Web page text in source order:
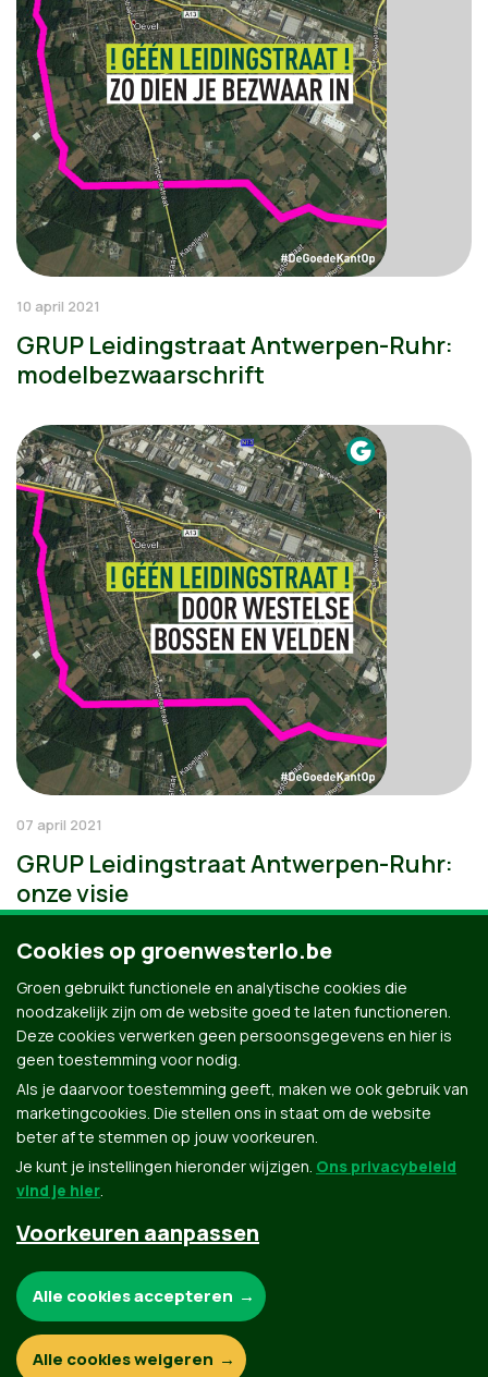
10 april 2021
GRUP Leidingstraat Antwerpen-Ruhr:
modelbezwaarschrift
07 april 2021
GRUP Leidingstraat Antwerpen-Ruhr:
onze visie
Groen.be
Contact Privacybeleid
Cookies op groenwesterlo.be
Groen gebruikt functionele en analytische cookies die
noodzakelijk zijn om de website goed te laten functioneren.
Deze cookies verwerken geen persoonsgegevens en hier is
geen toestemming voor nodig.
Als je daarvoor toestemming geeft, maken we ook gebruik van
marketingcookies. Die stellen ons in staat om de website
beter af te stemmen op jouw voorkeuren.
Je kunt je instellingen hieronder wijzigen. Ons privacybeleid
vind je hier.
Voorkeuren aanpassen
Functionele en analytische cookies:
Alle cookies accepteren
Alle cookies weigeren